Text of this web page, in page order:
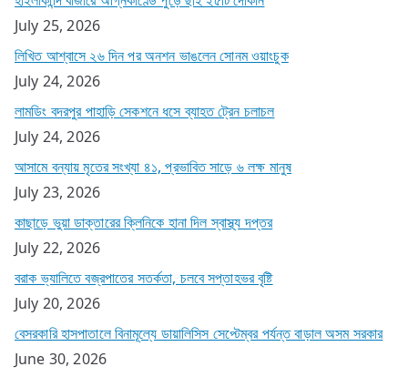
July 25, 2026
লিখিত আশ্বাসে ২৬ দিন পর অনশন ভাঙলেন সোনম ওয়াংচুক
July 24, 2026
লামডিং বদরপুর পাহাড়ি সেকশনে ধসে ব্যাহত ট্রেন চলাচল
July 24, 2026
আসামে বন্যায় মৃতের সংখ্যা ৪১, প্রভাবিত সাড়ে ৬ লক্ষ মানুষ
July 23, 2026
কাছাড়ে ভুয়া ডাক্তারের ক্লিনিকে হানা দিল স্বাস্থ্য দপ্তর
July 22, 2026
বরাক ভ্যালিতে বজ্রপাতের সতর্কতা, চলবে সপ্তাহভর বৃষ্টি
July 20, 2026
বেসরকারি হাসপাতালে বিনামূল্যে ডায়ালিসিস সেপ্টেম্বর পর্যন্ত বাড়াল অসম সরকার
June 30, 2026